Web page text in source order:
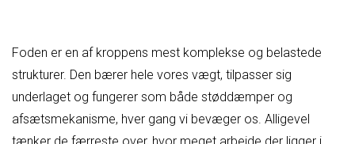
Foden er en af kroppens mest komplekse og belastede
strukturer. Den bærer hele vores vægt, tilpasser sig
underlaget og fungerer som både støddæmper og
afsætsmekanisme, hver gang vi bevæger os. Alligevel